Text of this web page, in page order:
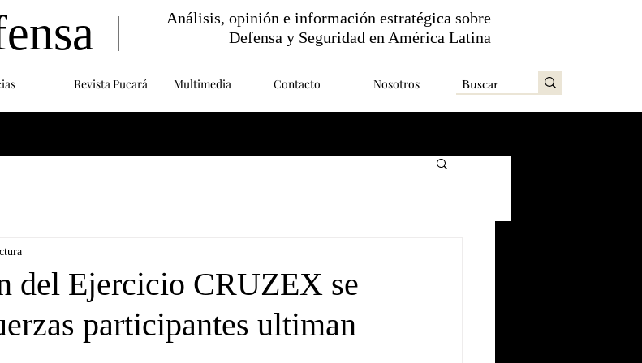
Revista Pucará Multimedia Contacto Nosotros
Análisis, opinión e información estratégica sobre
Defensa y Seguridad en América Latina
del Ejercicio CRUZEX se
participantes ultiman